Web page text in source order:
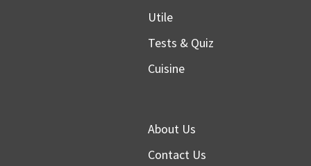
Utile
Tests & Quiz
Cuisine
About Us
Contact Us